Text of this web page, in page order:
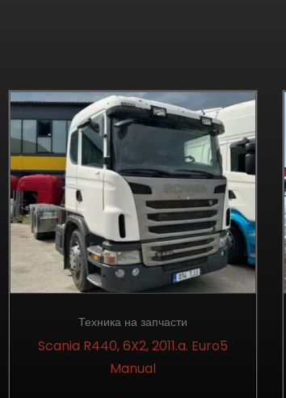
Техника на запчасти
Scania R440, 6X2, 2011.a. Euro5
Manual